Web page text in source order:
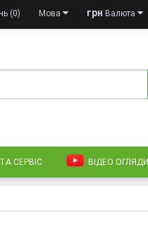
грн Валюта
Мова
(0)
СЕРВІС ВІДЕО ОГЛЯДИ